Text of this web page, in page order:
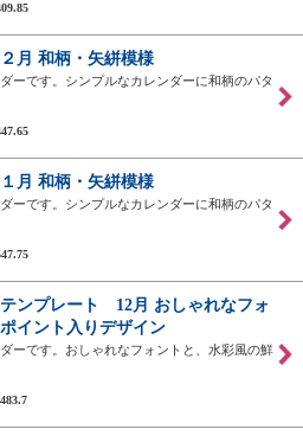
月 和柄・矢絣模様
ーです。シンプルなカレンダーに和柄のパタ
月 和柄・矢絣模様
ーです。シンプルなカレンダーに和柄のパタ
ンプレート 12月 おしゃれなフォ
イント入りデザイン
ーです。おしゃれなフォントと、水彩風の鮮
483.7